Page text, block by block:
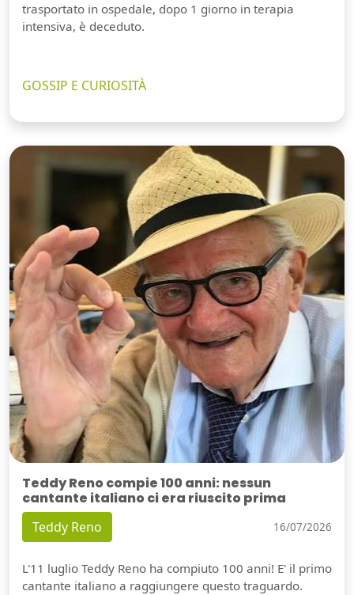
trasportato in ospedale, dopo 1 giorno in terapia
intensiva, è deceduto.
GOSSIP E CURIOSITÀ
Teddy Reno compie 100 anni: nessun
cantante italiano ci era riuscito prima
Teddy Reno 16/07/2026
L'11 luglio Teddy Reno ha compiuto 100 anni! E' il primo
cantante italiano a raggiungere questo traguardo.